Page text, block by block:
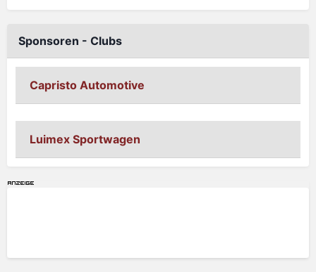
Sponsoren - Clubs
Capristo Automotive
Luimex Sportwagen